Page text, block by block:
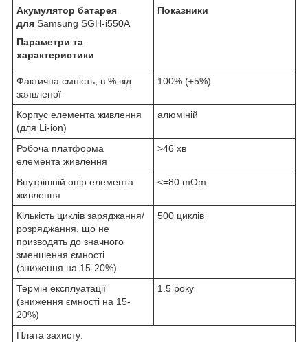
Акумулятор батарея
для Samsung SGH-i550A
Параметри та
характеристики
Показники
Фактична ємність, в % від
заявленої
100% (±5%)
Корпус елемента живлення
(для Li-ion)
алюміній
Робоча платформа
елемента живлення
>46 хв
Внутрішній опір елемента
живлення
<=80 mOm
Кількість циклів заряджання/
розряджання, що не
призводять до значного
зменшення ємності
(зниження на 15-20%)
500 циклів
Термін експлуатації
(зниження ємності на 15-
20%)
1.5 року
Плата захисту: